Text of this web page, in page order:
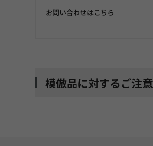
お問い合わせはこちら
模倣品に対するご注意